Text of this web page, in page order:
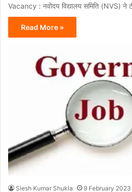
Vacancy : नवोदय विद्यालय समिति (NVS) ने
Read More »
Slesh Kumar Shukla 9 February 2023